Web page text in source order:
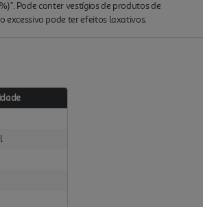
Pode conter vestígios de produtos de
excessivo pode ter efeitos laxativos.